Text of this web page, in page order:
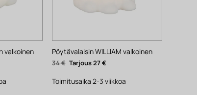
valkoinen Pöytävalaisin WILLIAM valkoinen
34€ Alkuperäinen
hinta
34 €.
27€
27 €.
Toimitusaika 2-3 viikkoa